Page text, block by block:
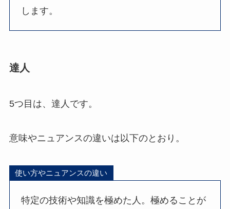
します。
達人
5つ目は、達人です。
意味やニュアンスの違いは以下のとおり。
使い方やニュアンスの違い
特定の技術や知識を極めた人。極めることが